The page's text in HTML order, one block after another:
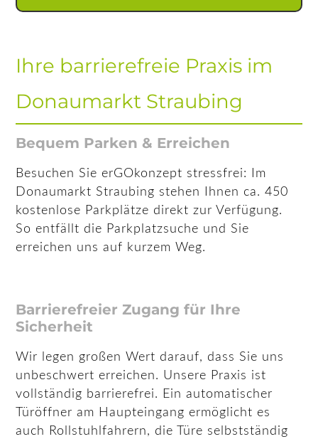
Ihre barrierefreie Praxis im
Donaumarkt Straubing
Bequem Parken & Erreichen
Besuchen Sie erGOkonzept stressfrei: Im
Donaumarkt Straubing stehen Ihnen ca. 450
kostenlose Parkplätze direkt zur Verfügung.
So entfällt die Parkplatzsuche und Sie
erreichen uns auf kurzem Weg.
Barrierefreier Zugang für Ihre
Sicherheit
Wir legen großen Wert darauf, dass Sie uns
unbeschwert erreichen. Unsere Praxis ist
vollständig barrierefrei. Ein automatischer
Türöffner am Haupteingang ermöglicht es
auch Rollstuhlfahrern, die Türe selbstständig